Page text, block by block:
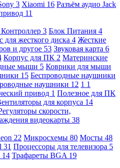
3 Xiaomi 16 Разъём аудио Jack
11
3 Блок Питания 4
для жесткого диска 4 Жесткие
и другое 53 Звуковая карта 6
Корпус для ПК 2 Материнские
мыши 5 Коврики для мыши
15 Беспроводные наушники
наушники 12 1 1
привод 1 Полезное для ПК
для корпуса 14
скорости,
видеокарты 38
22 Микросхемы 80 Мосты 48
31 Процессоры для телевизора 5
14 Трафареты BGA 19